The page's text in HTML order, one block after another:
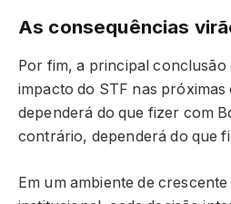
As consequências
Por fim, a principal conclusão
impacto do STF nas próximas
dependerá do que fizer com
contrário, dependerá do que
Em um ambiente de